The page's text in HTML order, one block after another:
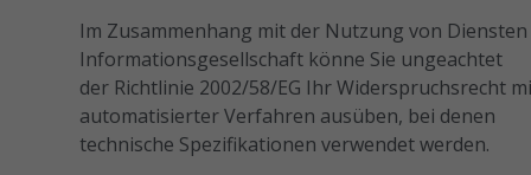
Im Zusammenhang mit der Nutzung von
Informationsgesellschaft könne Sie ungeachtet
der Richtlinie 2002/58/EG Ihr Widerspruchsrecht
automatisierter Verfahren ausüben, bei denen
technische Spezifikationen verwendet werden.